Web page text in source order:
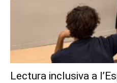
Lectura inclusiva a